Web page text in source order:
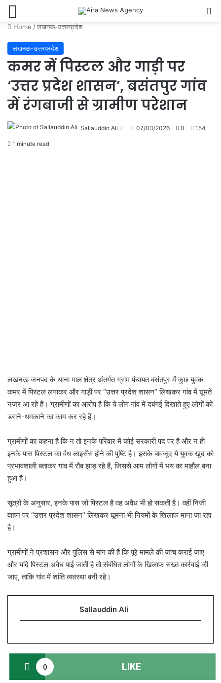
Home /लखनऊ-उत्तरप्रदेश
लखनऊ-उत्तरप्रदेश
कमर में पिस्टल और गाड़ी पर
‘उत्तर प्रदेश शासन’, बसंतपुर गांव
में रंगबाजी से ग्रामीण परेशान
Sallauddin Ali
Send07/03/2026 0 154
1 minute read
लखनऊ जनपद के थाना माल क्षेत्र अंतर्गत ग्राम पंचायत बसंतपुर में कुछ युवक
कमर में पिस्टल लगाकर और गाड़ी पर “उत्तर प्रदेश शासन” लिखकर गांव में घूमते
नजर आ रहे हैं। ग्रामीणों का आरोप है कि ये लोग गांव में दबंगई दिखाते हुए लोगों को
डराने-धमकाने का काम कर रहे हैं।
ग्रामीणों का कहना है कि न तो इनके परिवार में कोई सरकारी पद पर है और न ही
इनके पास पिस्टल का वैध लाइसेंस होने की पुष्टि है। इसके बावजूद ये युवक खुद को
प्रभावशाली बताकर गांव में रौब झाड़ रहे हैं, जिससे आम लोगों में भय का माहौल बना
हुआ है।
सूत्रों के अनुसार, इनके पास जो पिस्टल है वह अवैध भी हो सकती है। वहीं निजी
वाहन पर “उत्तर प्रदेश शासन” लिखकर घूमना भी नियमों के खिलाफ माना जा रहा
है।
ग्रामीणों ने प्रशासन और पुलिस से मांग की है कि पूरे मामले की जांच कराई जाए
और यदि पिस्टल अवैध पाई जाती है तो संबंधित लोगों के खिलाफ सख्त कार्रवाई की
जाए, ताकि गांव में शांति व्यवस्था बनी रहे।
Sallauddin Ali
0 LIKE